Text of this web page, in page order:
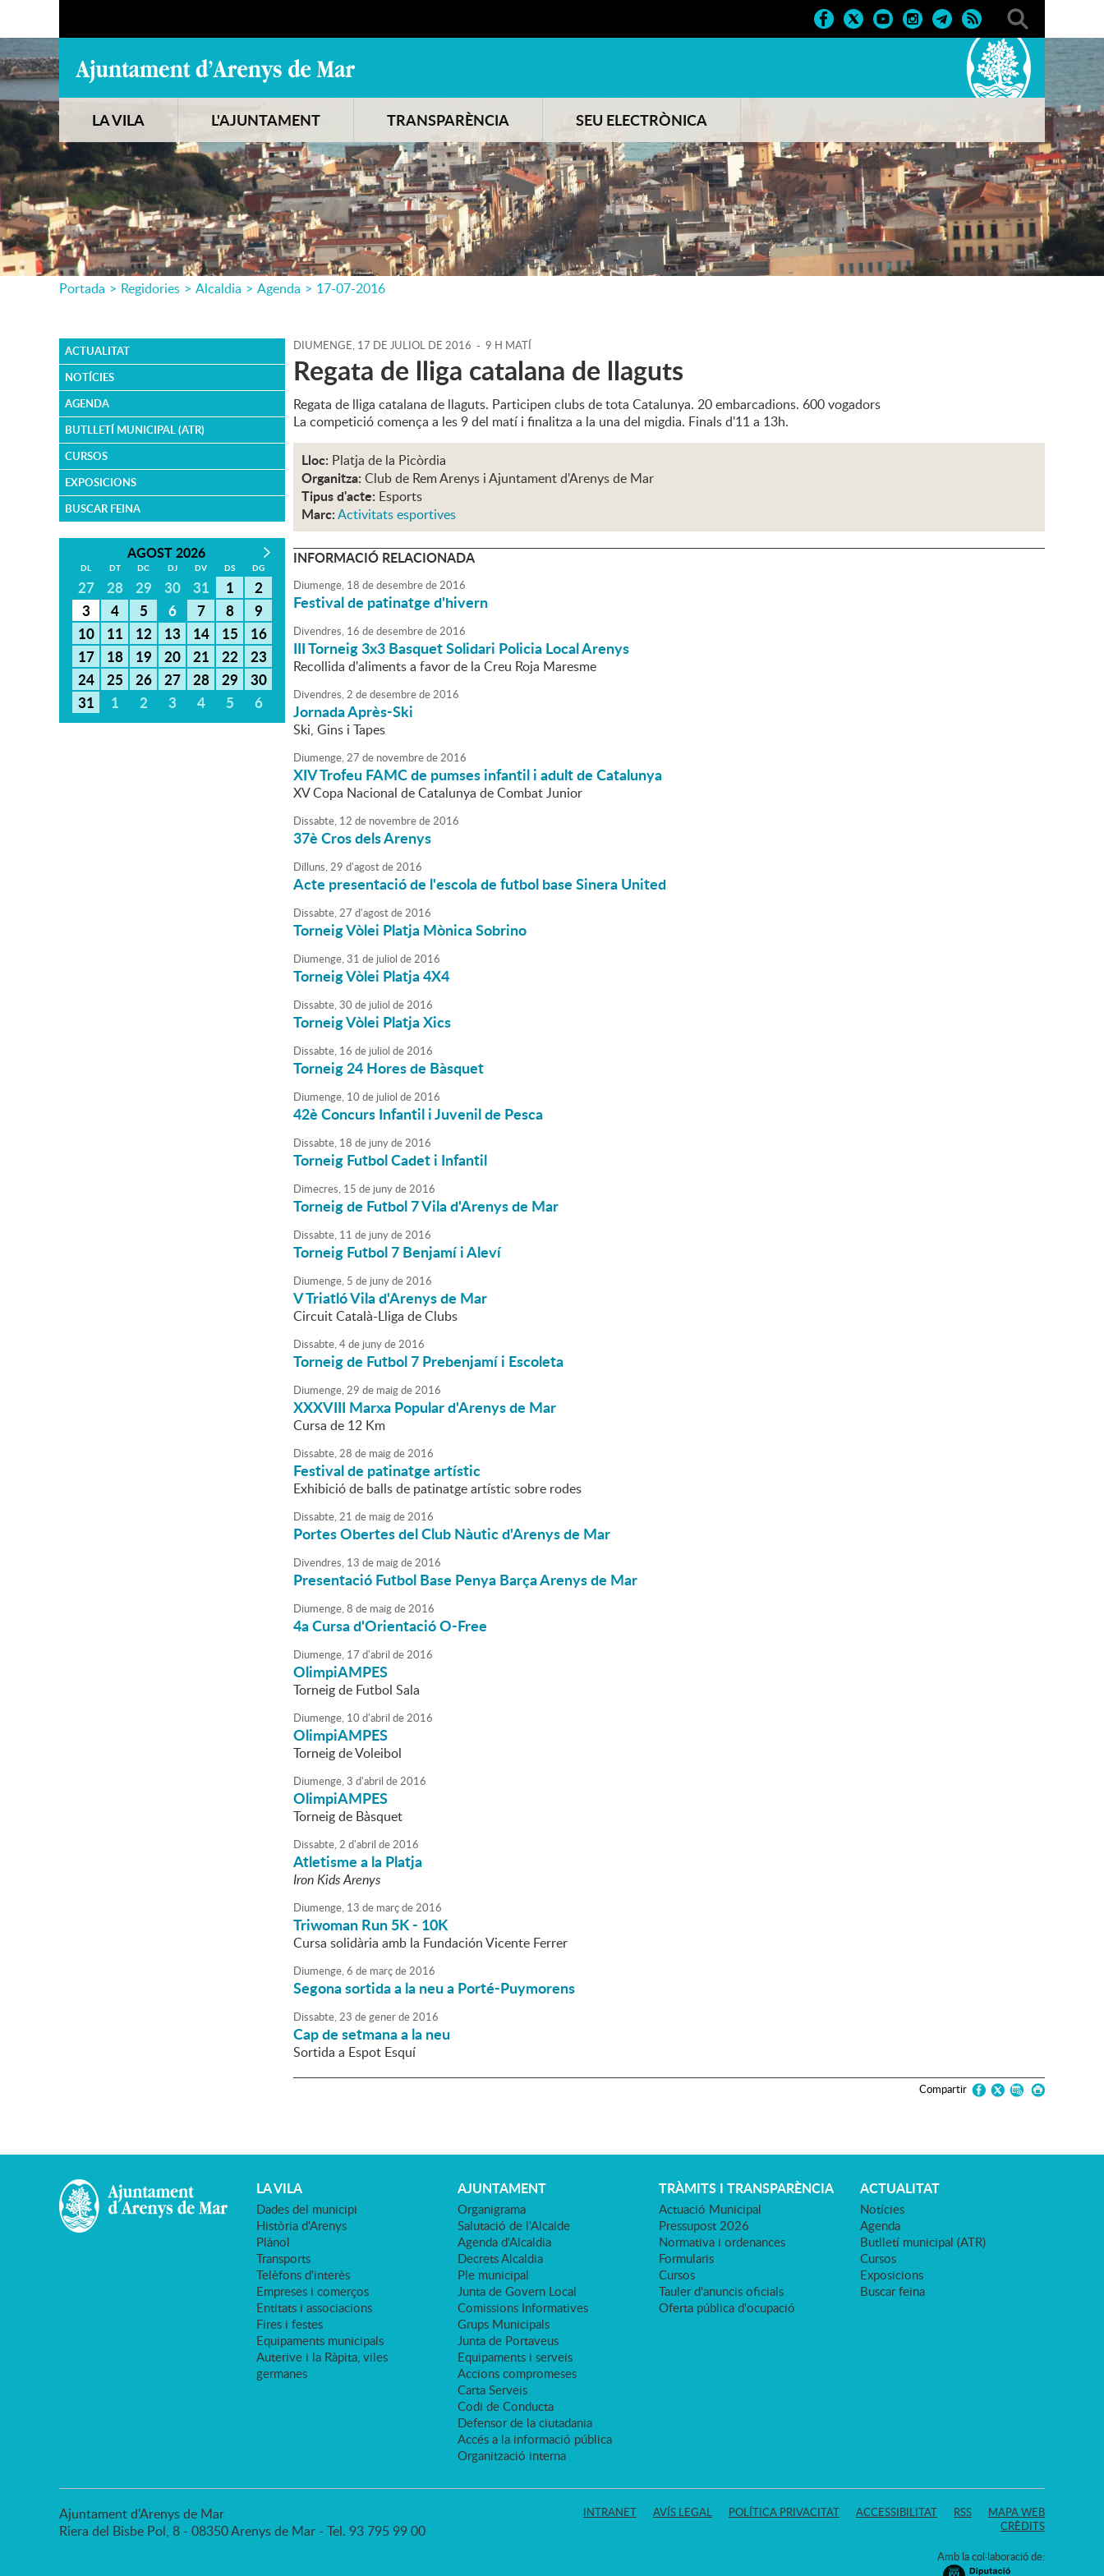
LA VILA L'AJUNTAMENT TRANSPARÈNCIA SEU ELECTRÒNICA
Portada > Regidories > Alcaldia > Agenda > 17-07-2016
ACTUALITAT
NOTÍCIES
AGENDA
BUTLLETÍ MUNICIPAL (ATR)
CURSOS
EXPOSICIONS
BUSCAR FEINA
AGOST 2026
DL DT DC DJ DV DS DG
27 28 29 30 31 1
2
3
4 5 6 7 8
9
10
11 12 13 14 15
16
17
18 19 20 21 22
23
24
25 26 27 28 29
30
31
1 2 3 4 5 6
DIUMENGE, 17 DE JULIOL DE 2016 - 9 H MATÍ
Regata de lliga catalana de llaguts
Regata de lliga catalana de llaguts. Participen clubs de tota Catalunya. 20 embarcadions. 600 vogadors
La competició comença a les 9 del matí i finalitza a la una del migdia. Finals d'11 a 13h.
Lloc: Platja de la Picòrdia
Organitza: Club de Rem Arenys i Ajuntament d'Arenys de Mar
Tipus d'acte: Esports
Marc:Activitats esportives
INFORMACIÓ RELACIONADA
Diumenge, 18 dedesembrede2016
Festival de patinatge d'hivern
Divendres, 16 dedesembrede2016
III Torneig 3x3 Basquet Solidari Policia Local Arenys
Recollida d'aliments a favor de la Creu Roja Maresme
Divendres,2 dedesembrede2016
Jornada Après-Ski
Ski, Gins i Tapes
Diumenge,27 de novembrede2016
XIV Trofeu FAMC de pumses infantil i adult de Catalunya
XV Copa Nacional de Catalunya de Combat Junior
Dissabte, 12 de novembrede2016
37è Cros dels Arenys
Dilluns,29 d'agostde2016
Acte presentació de l'escola de futbol base Sinera United
Dissabte,27 d'agostde2016
Torneig Vòlei Platja Mònica Sobrino
Diumenge,31 de juliol de2016
Torneig Vòlei Platja 4X4
Dissabte,30 de juliol de2016
Torneig Vòlei Platja Xics
Dissabte, 16 de juliol de2016
Torneig 24 Hores de Bàsquet
Diumenge, 10 de juliol de2016
42è Concurs Infantil i Juvenil de Pesca
Dissabte, 18 de junyde2016
Torneig Futbol Cadet i Infantil
Dimecres, 15 de junyde2016
Torneig de Futbol 7 Vila d'Arenys de Mar
Dissabte, 11 de junyde2016
Torneig Futbol 7 Benjamí i Aleví
Diumenge, 5 de junyde2016
V Triatló Vila d'Arenys de Mar
Circuit Català-Lliga de Clubs
Dissabte,4de junyde2016
Torneig de Futbol 7 Prebenjamí i Escoleta
Diumenge,29 de maigde2016
XXXVIII Marxa Popular d'Arenys de Mar
Cursa de 12 Km
Dissabte,28 de maigde2016
Festival de patinatge artístic
Exhibició de balls de patinatge artístic sobre rodes
Dissabte,21 de maigde2016
Portes Obertes del Club Nàutic d'Arenys de Mar
Divendres, 13 de maigde2016
Presentació Futbol Base Penya Barça Arenys de Mar
Diumenge,8 de maigde2016
4a Cursa d'Orientació O-Free
Diumenge, 17 d'abril de2016
OlimpiAMPES
Torneig de Futbol Sala
Diumenge, 10 d'abril de2016
OlimpiAMPES
Torneig de Voleibol
Diumenge,3 d'abril de2016
OlimpiAMPES
Torneig de Bàsquet
Dissabte,2 d'abril de2016
Atletisme a la Platja
Iron Kids Arenys
Diumenge, 13 de marçde2016
Triwoman Run 5K - 10K
Cursa solidària amb la Fundación Vicente Ferrer
Diumenge,6 de marçde2016
Segona sortida a la neu a Porté-Puymorens
Dissabte,23 degenerde2016
Cap de setmana a la neu
Sortida a Espot Esquí
Compartir
LA VILA
Dades del municipi
Història d'Arenys
Plànol
Transports
Telèfons d'interès
Empreses i comerços
Entitats i associacions
Fires i festes
Equipaments municipals
Auterive i la Ràpita, viles
germanes
AJUNTAMENT
Organigrama
Salutació de l'Alcalde
Agenda d'Alcaldia
Decrets Alcaldia
Ple municipal
Junta de Govern Local
Comissions Informatives
Grups Municipals
Junta de Portaveus
Equipaments i serveis
Accions compromeses
Carta Serveis
Codi de Conducta
Defensor de la ciutadania
Accés a la informació pública
Organització interna
TRÀMITS I TRANSPARÈNCIA
Actuació Municipal
Pressupost 2026
Normativa i ordenances
Formularis
Cursos
Tauler d'anuncis oficials
Oferta pública d'ocupació
ACTUALITAT
Notícies
Agenda
Butlletí municipal (ATR)
Cursos
Exposicions
Buscar feina
Ajuntament d'Arenys de Mar
Riera del Bisbe Pol, 8 - 08350 Arenys de Mar - Tel. 93 795 99 00
INTRANET AVÍS LEGAL POLÍTICA PRIVACITAT ACCESSIBILITAT RSS
MAPA WEB
CRÈDITS
Amb la col·laboració de: